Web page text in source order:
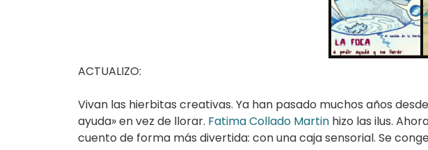
ACTUALIZO:
Vivan las hierbitas creativas. Ya han pasado muchos años
ayuda» en vez de llorar. Fatima Collado Martin hizo las ilus.
cuento de forma más divertida: con una caja sensorial. Se